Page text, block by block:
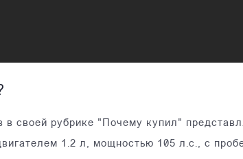
своей рубрике "Почему купил"
1.2 л, мощностью 105 л.с., с